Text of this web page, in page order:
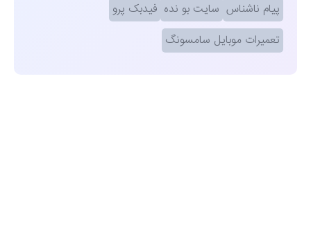
پیام ناشناس سایت بو نده فیدبک پرو
تعمیرات موبایل سامسونگ